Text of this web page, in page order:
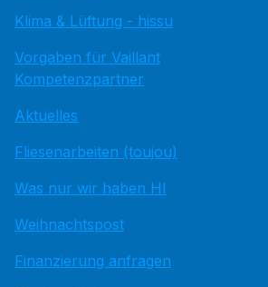
Klima & Lüftung - hissu
Vorgaben für Vaillant
Kompetenzpartner
Aktuelles
Fliesenarbeiten (toujou)
Was nur wir haben HI
Weihnachtspost
Finanzierung anfragen